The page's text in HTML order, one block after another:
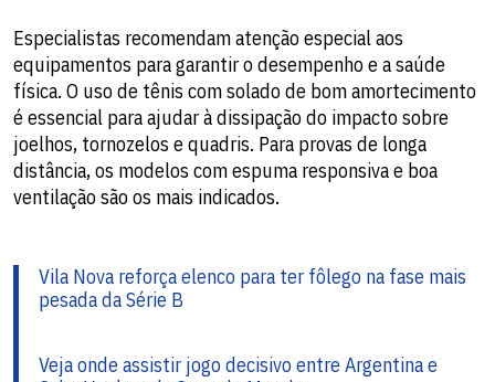
Especialistas recomendam atenção especial aos
equipamentos para garantir o desempenho e a saúde
física. O uso de tênis com solado de bom amortecimento
é essencial para ajudar à dissipação do impacto sobre
joelhos, tornozelos e quadris. Para provas de longa
distância, os modelos com espuma responsiva e boa
ventilação são os mais indicados.
Vila Nova reforça elenco para ter fôlego na fase mais
pesada da Série B
Veja onde assistir jogo decisivo entre Argentina e